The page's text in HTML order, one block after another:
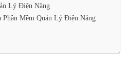
Lý Điện Năng
Mềm Quản Lý Điện Năng